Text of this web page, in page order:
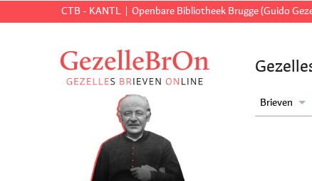
CTB - KANTL Openbare Bibliotheek Brugge (Guido
Brieven